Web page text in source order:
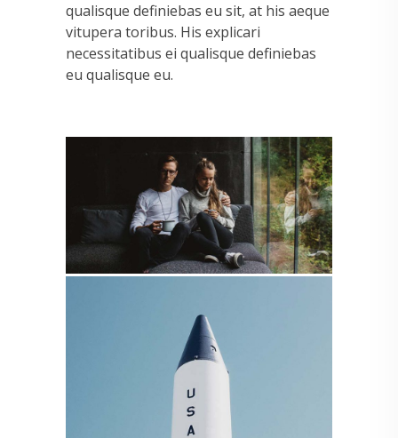
qualisque definiebas eu sit, at his aeque
vitupera toribus. His explicari
necessitatibus ei qualisque definiebas
eu qualisque eu.